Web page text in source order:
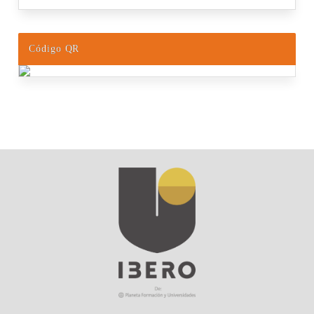
Código QR